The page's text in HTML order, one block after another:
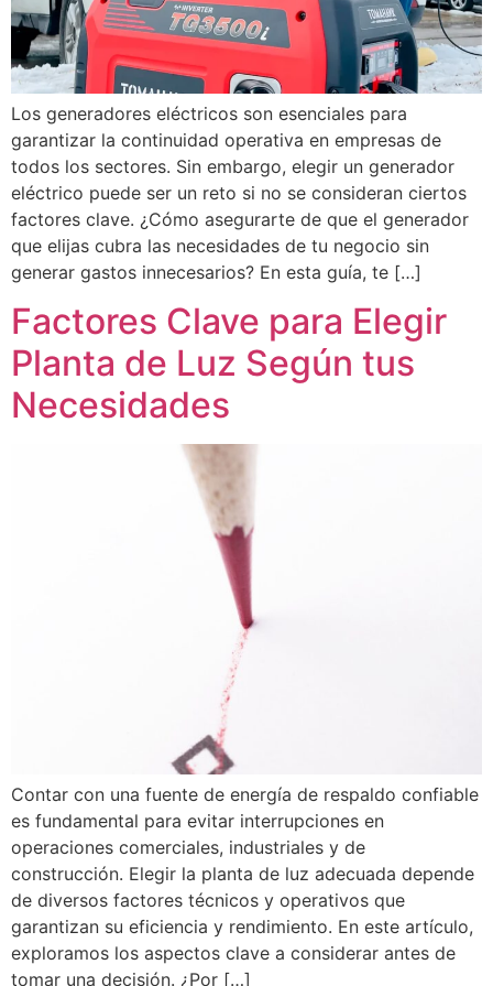
Los generadores eléctricos son esenciales para
garantizar la continuidad operativa en empresas de
todos los sectores. Sin embargo, elegir un generador
eléctrico puede ser un reto si no se consideran ciertos
factores clave. ¿Cómo asegurarte de que el generador
que elijas cubra las necesidades de tu negocio sin
generar gastos innecesarios? En esta guía, te […]
Factores Clave para Elegir
Planta de Luz Según tus
Necesidades
Contar con una fuente de energía de respaldo confiable
es fundamental para evitar interrupciones en
operaciones comerciales, industriales y de
construcción. Elegir la planta de luz adecuada depende
de diversos factores técnicos y operativos que
garantizan su eficiencia y rendimiento. En este artículo,
exploramos los aspectos clave a considerar antes de
tomar una decisión. ¿Por […]